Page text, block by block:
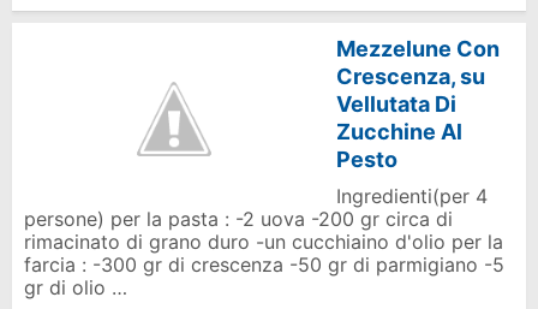
Mezzelune Con
Crescenza, su
Vellutata Di
Zucchine Al
Pesto
Ingredienti(per 4
persone) per la pasta : -2 uova -200 gr circa di
rimacinato di grano duro -un cucchiaino d'olio per la
farcia : -300 gr di crescenza -50 gr di parmigiano -5
gr di olio …